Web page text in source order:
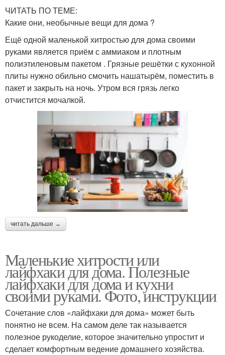
ЧИТАТЬ ПО ТЕМЕ:
Какие они, необычные вещи для дома ?
Ещё одной маленькой хитростью для дома своими
руками является приём с аммиаком и плотным
полиэтиленовым пакетом . Грязные решётки с кухонной
плиты нужно обильно смочить нашатырём, поместить в
пакет и закрыть на ночь. Утром вся грязь легко
отчистится мочалкой.
читать дальше →
Маленькие хитрости или
лайфхаки для дома. Полезные
лайфхаки для дома и кухни
своими руками. Фото, инструкции
Сочетание слов «лайфхаки для дома» может быть
понятно не всем. На самом деле так называется
полезное рукоделие, которое значительно упростит и
сделает комфортным ведение домашнего хозяйства.